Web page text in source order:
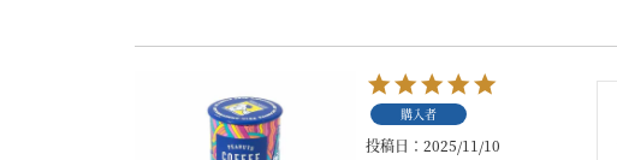
購入者
投稿日 2025/11/10